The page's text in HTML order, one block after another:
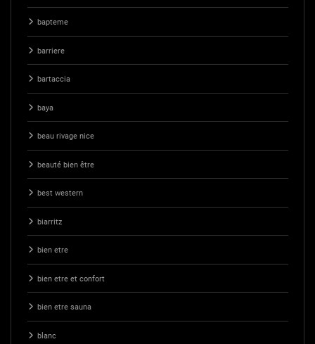
bapteme
barriere
bartaccia
baya
beau rivage nice
beauté bien être
best western
biarritz
bien etre
bien etre et confort
bien etre sauna
blanc